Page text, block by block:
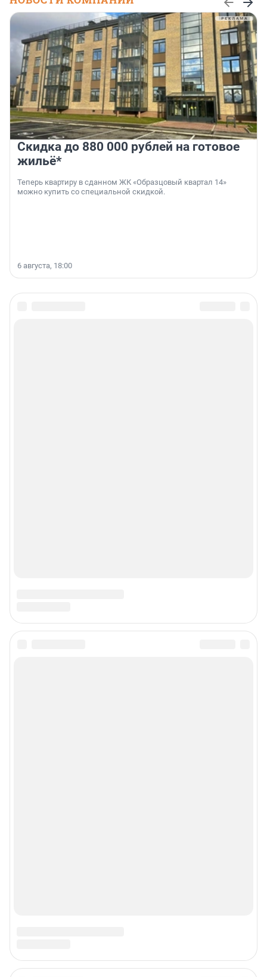
Скидка до 880 000 рублей на готовое
жильё*
Теперь квартиру в сданном ЖК «Образцовый квартал 14»
можно купить со специальной скидкой.
6 августа, 18:00